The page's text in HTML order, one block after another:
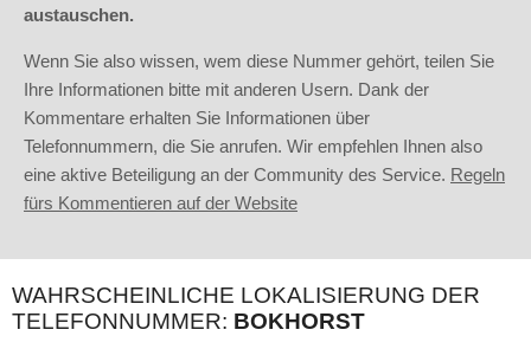
austauschen.
Wenn Sie also wissen, wem diese Nummer gehört, teilen Sie
Ihre Informationen bitte mit anderen Usern. Dank der
Kommentare erhalten Sie Informationen über
Telefonnummern, die Sie anrufen. Wir empfehlen Ihnen also
eine aktive Beteiligung an der Community des Service. Regeln
fürs Kommentieren auf der Website
WAHRSCHEINLICHE LOKALISIERUNG DER
TELEFONNUMMER: BOKHORST